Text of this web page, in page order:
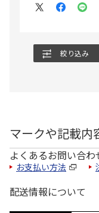
絞り込み
マークや記載内
よくあるお問い合わ
お支払い方法
配送情報について